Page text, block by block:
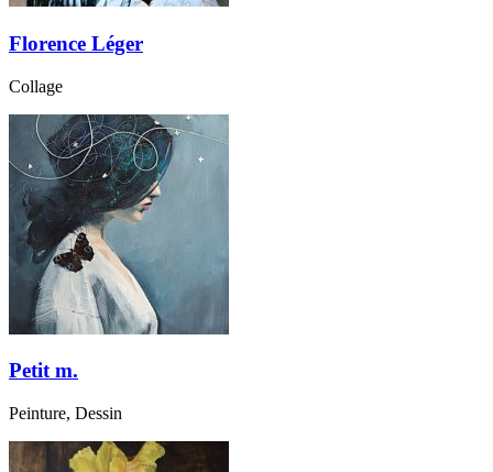
Florence Léger
Collage
Petit m.
Peinture, Dessin